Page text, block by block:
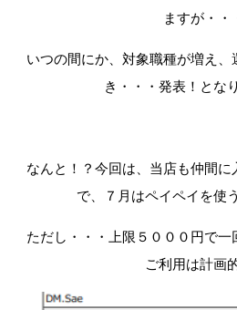
ますが・・
いつの間にか、対象職種が増え
き・・・発表！とな
なんと！？今回は、当店も仲間
で、７月はペイペイを使
ただし・・・上限５０００円で
ご利用は計画